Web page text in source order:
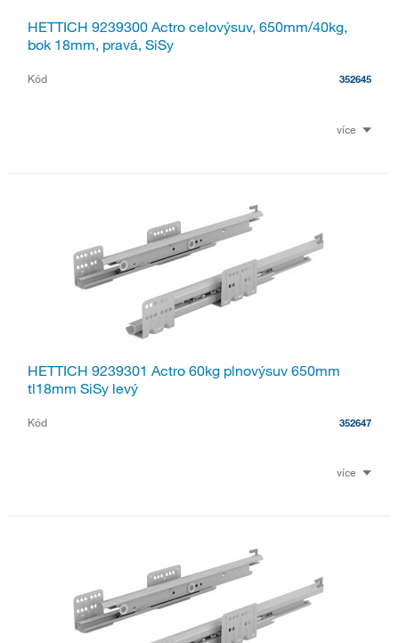
HETTICH 9239300 Actro celovýsuv, 650mm/40kg,
bok 18mm, pravá, SiSy
Kód 352645
více
HETTICH 9239301 Actro 60kg plnovýsuv 650mm
tl18mm SiSy levý
Kód 352647
více